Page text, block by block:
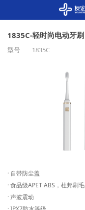
1835C-轻时尚电动牙刷
· 自带防尘盖
· 食品级APET ABS，杜邦刷毛
· 声波震动
型号 1835C